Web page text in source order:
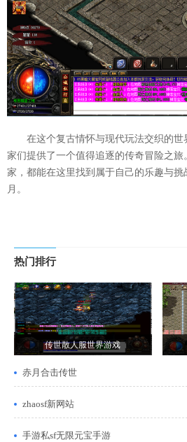
在这个复古情怀与现代玩法交织的
家们提供了一个值得追逐的传奇冒险之
家，都能在这里找到属于自己的乐趣与
月。
热门排行
传世散人服世界游戏
赤月合击传世
zhaosf新网站
手游私sf无限元宝手游